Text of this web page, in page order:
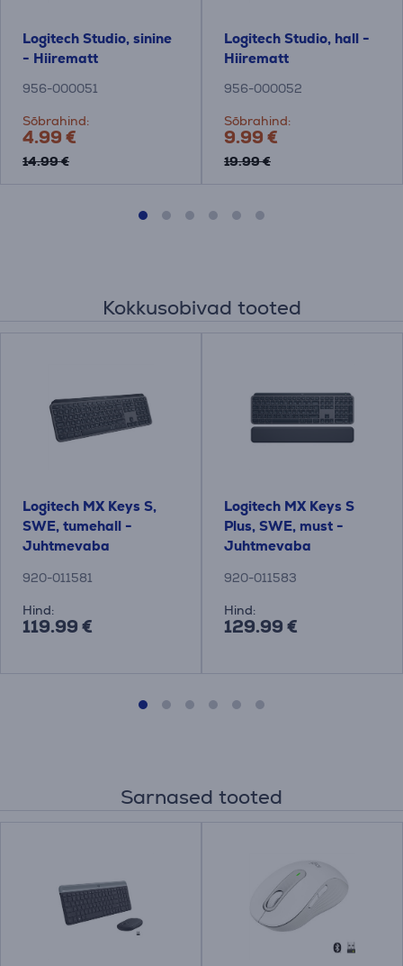
Logitech Studio, sinine
- Hiirematt
956-000051
Sõbrahind:
4.99 €
14.99 €
Logitech Studio, hall -
Hiirematt
956-000052
Sõbrahind:
9.99 €
19.99 €
Kokkusobivad tooted
Logitech MX Keys S,
SWE, tumehall -
Juhtmevaba
920-011581
Hind:
119.99 €
Logitech MX Keys S
Plus, SWE, must -
Juhtmevaba
920-011583
Hind:
129.99 €
Sarnased tooted